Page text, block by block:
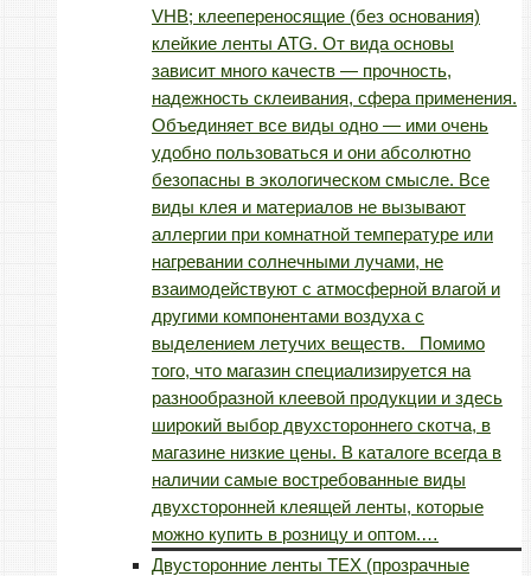
VHB; клеепереносящие (без основания)
клейкие ленты ATG. От вида основы
зависит много качеств — прочность,
надежность склеивания, сфера применения.
Объединяет все виды одно — ими очень
удобно пользоваться и они абсолютно
безопасны в экологическом смысле. Все
виды клея и материалов не вызывают
аллергии при комнатной температуре или
нагревании солнечными лучами, не
взаимодействуют с атмосферной влагой и
другими компонентами воздуха с
выделением летучих веществ. Помимо
того, что магазин специализируется на
разнообразной клеевой продукции и здесь
широкий выбор двухстороннего скотча, в
магазине низкие цены. В каталоге всегда в
наличии самые востребованные виды
двухсторонней клеящей ленты, которые
можно купить в розницу и оптом.…
Двусторонние ленты TEX (прозрачные